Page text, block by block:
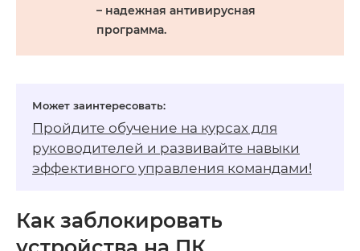
– надежная антивирусная
программа.
Пройдите обучение на курсах для
руководителей и развивайте навыки
эффективного управления командами!
Как заблокировать